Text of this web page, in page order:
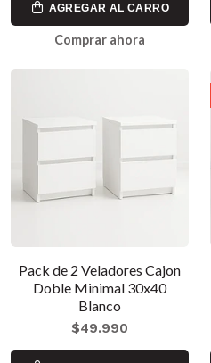
AGREGAR AL CARRO
Comprar ahora
Pack de 2 Veladores Cajon
Doble Minimal 30x40
Blanco
$49.990